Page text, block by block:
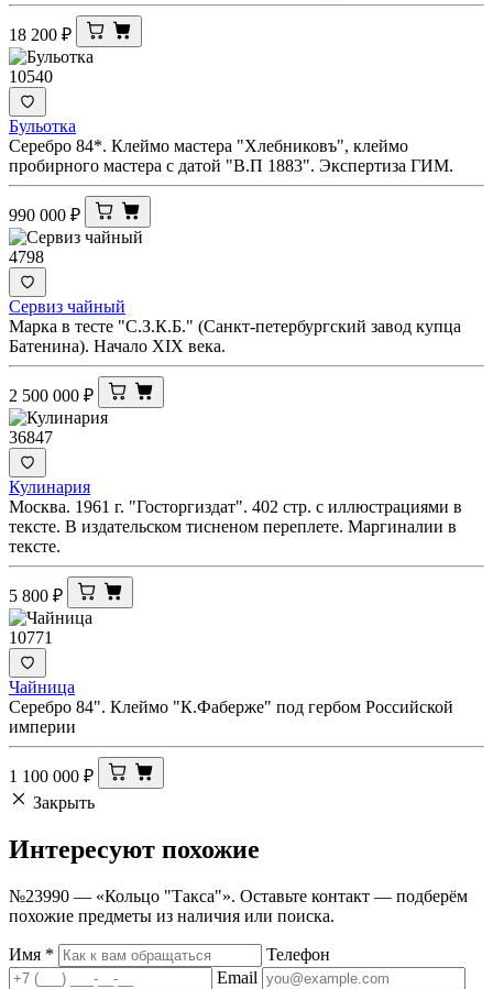
18 200 ₽
10540
Бульотка
Серебро 84*. Клеймо мастера "Хлебниковъ", клеймо
пробирного мастера с датой "В.П 1883". Экспертиза ГИМ.
990 000 ₽
4798
Сервиз чайный
Марка в тесте "С.З.К.Б." (Санкт-петербургский завод купца
Батенина). Начало XIX века.
2 500 000 ₽
36847
Кулинария
Москва. 1961 г. "Госторгиздат". 402 стр. с иллюстрациями в
тексте. В издательском тисненом переплете. Маргиналии в
тексте.
5 800 ₽
10771
Чайница
Серебро 84". Клеймо "К.Фаберже" под гербом Российской
империи
1 100 000 ₽
Закрыть
Интересуют похожие
№23990 — «Кольцо "Такса"». Оставьте контакт — подберём
похожие предметы из наличия или поиска.
Имя *
Телефон
Email